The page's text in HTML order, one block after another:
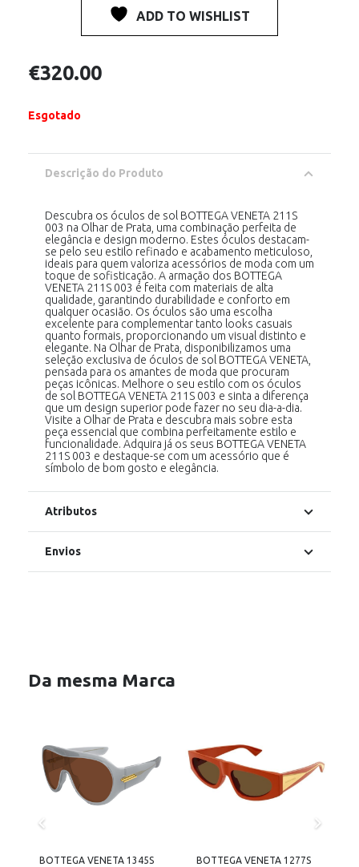
ADD TO WISHLIST
€320.00
Esgotado
Descrição do Produto
Descubra os óculos de sol BOTTEGA VENETA 211S
003 na Olhar de Prata, uma combinação perfeita de
elegância e design moderno. Estes óculos destacam-
se pelo seu estilo refinado e acabamento meticuloso,
ideais para quem valoriza acessórios de moda com um
toque de sofisticação. A armação dos BOTTEGA
VENETA 211S 003 é feita com materiais de alta
qualidade, garantindo durabilidade e conforto em
qualquer ocasião. Os óculos são uma escolha
excelente para complementar tanto looks casuais
quanto formais, proporcionando um visual distinto e
elegante. Na Olhar de Prata, disponibilizamos uma
seleção exclusiva de óculos de sol BOTTEGA VENETA,
pensada para os amantes de moda que procuram
peças icônicas. Melhore o seu estilo com os óculos
de sol BOTTEGA VENETA 211S 003 e sinta a diferença
que um design superior pode fazer no seu dia-a-dia.
Visite a Olhar de Prata e descubra mais sobre esta
peça essencial que combina perfeitamente estilo e
funcionalidade. Adquira já os seus BOTTEGA VENETA
211S 003 e destaque-se com um acessório que é
símbolo de bom gosto e elegância.
Atributos
Envios
Da mesma Marca
BOTTEGA VENETA 1345S
BOTTEGA VENETA 1277S